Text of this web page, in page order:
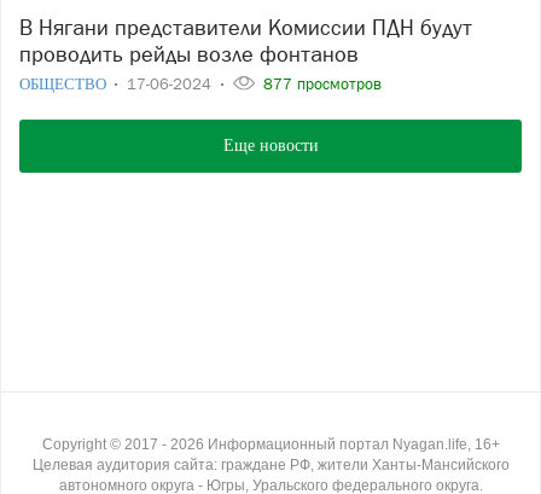
В Нягани представители Комиссии ПДН будут
проводить рейды возле фонтанов
ОБЩЕСТВО 17-06-2024 877 просмотров
Еще новости
Copyright © 2017 - 2026 Информационный портал Nyagan.life, 16+
Целевая аудитория сайта: граждане РФ, жители Ханты-Мансийского
автономного округа - Югры, Уральского федерального округа.